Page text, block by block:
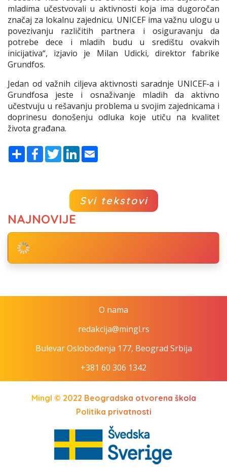
mladima učestvovali u aktivnosti koja ima dugoročan
značaj za lokalnu zajednicu. UNICEF ima važnu ulogu u
povezivanju različitih partnera i osiguravanju da
potrebe dece i mladih budu u središtu ovakvih
inicijativa“, izjavio je Milan Udicki, direktor fabrike
Grundfos.
Jedan od važnih ciljeva aktivnosti saradnje UNICEF-a i
Grundfosa jeste i osnaživanje mladih da aktivno
učestvuju u rešavanju problema u svojim zajednicama i
doprinesu donošenju odluka koje utiču na kvalitet
života građana.
ShareFacebook
TwitterLinkedIn
Svi tekstovi
NAJNOVIJE
O nama
redakcija@mingl.rs
Bulevar Oslobođenja 177, Beograd Srbija
+381 60 306 1342
Mingl © 2022 Beogradska otvorena škola
Politika privatnosti